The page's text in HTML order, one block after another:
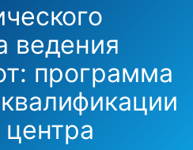
ведения
программа
центра